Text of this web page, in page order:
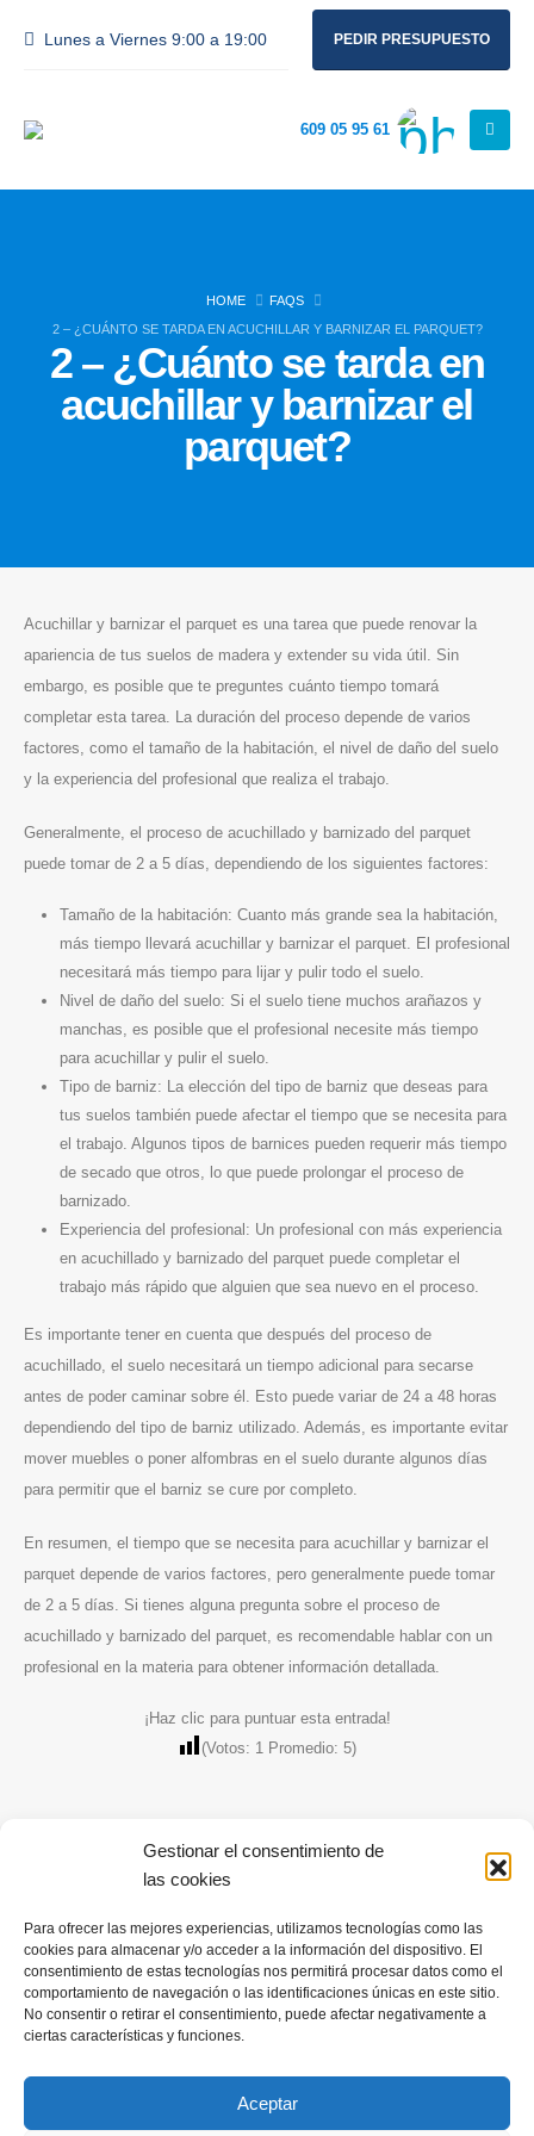
Gestionar el consentimiento de
las cookies
Para ofrecer las mejores experiencias, utilizamos tecnologías como las
cookies para almacenar y/o acceder a la información del dispositivo. El
consentimiento de estas tecnologías nos permitirá procesar datos como el
comportamiento de navegación o las identificaciones únicas en este sitio.
No consentir o retirar el consentimiento, puede afectar negativamente a
ciertas características y funciones.
Aceptar
Lunes a Viernes 9:00 a 19:00 PEDIR PRESUPUESTO
609 05 95 61
HOME
FAQS
2 – ¿CUÁNTO SE TARDA EN ACUCHILLAR Y BARNIZAR EL PARQUET?
2 – ¿Cuánto se tarda en
acuchillar y barnizar el
parquet?
Acuchillar y barnizar el parquet es una tarea que puede renovar la
apariencia de tus suelos de madera y extender su vida útil. Sin
embargo, es posible que te preguntes cuánto tiempo tomará
completar esta tarea. La duración del proceso depende de varios
factores, como el tamaño de la habitación, el nivel de daño del suelo
y la experiencia del profesional que realiza el trabajo.
Generalmente, el proceso de acuchillado y barnizado del parquet
puede tomar de 2 a 5 días, dependiendo de los siguientes factores:
Tamaño de la habitación: Cuanto más grande sea la habitación,
más tiempo llevará acuchillar y barnizar el parquet. El profesional
necesitará más tiempo para lijar y pulir todo el suelo.
Nivel de daño del suelo: Si el suelo tiene muchos arañazos y
manchas, es posible que el profesional necesite más tiempo
para acuchillar y pulir el suelo.
Tipo de barniz: La elección del tipo de barniz que deseas para
tus suelos también puede afectar el tiempo que se necesita para
el trabajo. Algunos tipos de barnices pueden requerir más tiempo
de secado que otros, lo que puede prolongar el proceso de
barnizado.
Experiencia del profesional: Un profesional con más experiencia
en acuchillado y barnizado del parquet puede completar el
trabajo más rápido que alguien que sea nuevo en el proceso.
Es importante tener en cuenta que después del proceso de
acuchillado, el suelo necesitará un tiempo adicional para secarse
antes de poder caminar sobre él. Esto puede variar de 24 a 48 horas
dependiendo del tipo de barniz utilizado. Además, es importante evitar
mover muebles o poner alfombras en el suelo durante algunos días
para permitir que el barniz se cure por completo.
En resumen, el tiempo que se necesita para acuchillar y barnizar el
parquet depende de varios factores, pero generalmente puede tomar
de 2 a 5 días. Si tienes alguna pregunta sobre el proceso de
acuchillado y barnizado del parquet, es recomendable hablar con un
profesional en la materia para obtener información detallada.
¡Haz clic para puntuar esta entrada!
(Votos: 1 Promedio: 5)
Mejores precios para restaurar
el parquet.
Solicite un presupuesto ahora.
Donde estamos
Av. Cruz Verde 27
Atendemos toda la provincia de Madrid.
Lunes a viernes
Contacto
LLAMAR AHORA
609 05 95 61
Síganos